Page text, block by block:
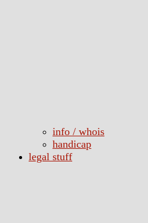
info / whois
handicap
legal stuff